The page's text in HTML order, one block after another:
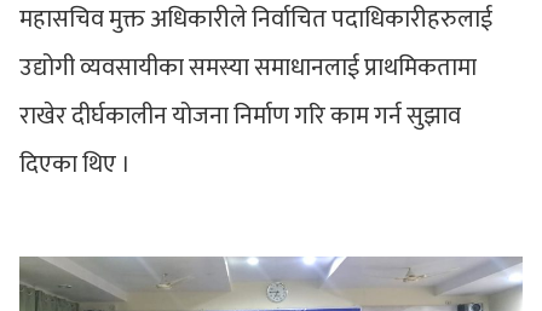
महासचिव मुक्त अधिकारीले निर्वाचित पदाधिकारीहरुलाई
उद्योगी व्यवसायीका समस्या समाधानलाई प्राथमिकतामा
राखेर दीर्घकालीन योजना निर्माण गरि काम गर्न सुझाव
दिएका थिए ।